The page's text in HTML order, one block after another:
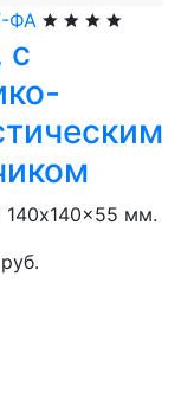
ФА
с
140x140x55 мм.